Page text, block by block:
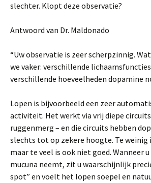
slechter. Klopt deze observatie?
Antwoord van Dr. Maldonado
“Uw observatie is zeer scherpzinnig.
we vaker: verschillende
verschillende hoeveelheden dopamine
Lopen is bijvoorbeeld een zeer
activiteit. Het werkt via vrij diepe
ruggenmerg – en die circuits hebben
slechts tot op zekere hoogte. Te weinig
maar te veel is ook niet goed. Wanneer
mucuna neemt, zit u waarschijnlijk
spot” en voelt het lopen soepel en